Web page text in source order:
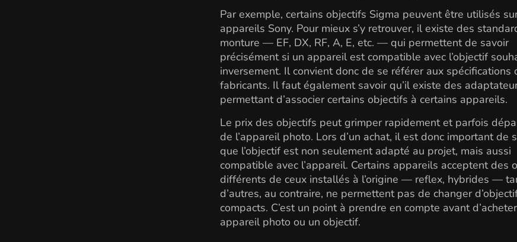
Par exemple, certains objectifs Sigma peuvent être utilisés
appareils Sony. Pour mieux s’y retrouver, il existe des
monture — EF, DX, RF, A, E, etc. — qui permettent de savoir
précisément si un appareil est compatible avec l’objectif
inversement. Il convient donc de se référer aux spécifications
fabricants. Il faut également savoir qu’il existe des
permettant d’associer certains objectifs à certains appareils.
Le prix des objectifs peut grimper rapidement et parfois
de l’appareil photo. Lors d’un achat, il est donc important de
que l’objectif est non seulement adapté au projet, mais aussi
compatible avec l’appareil. Certains appareils acceptent des
différents de ceux installés à l’origine — reflex, hybrides —
d’autres, au contraire, ne permettent pas de changer
compacts. C’est un point à prendre en compte avant
appareil photo ou un objectif.